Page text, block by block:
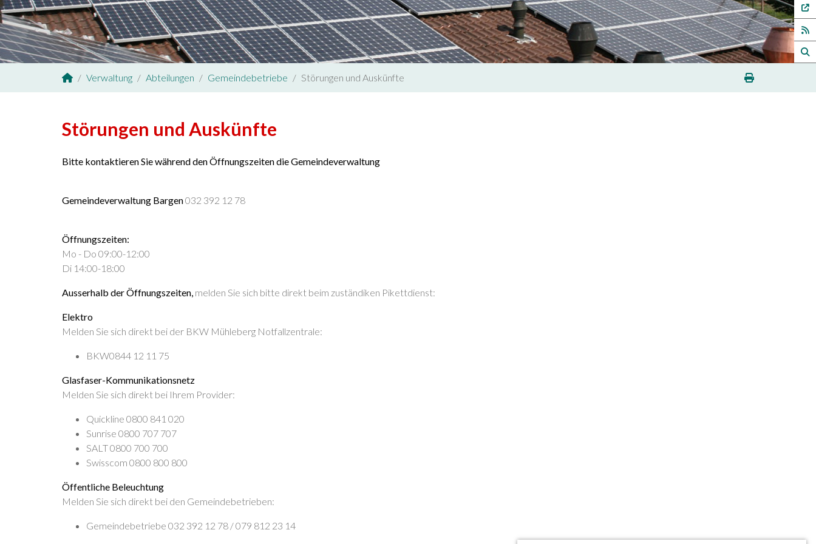
Sie sind hier:
Verwaltung Abteilungen Gemeindebetriebe Störungen und Auskünfte
Störungen und Auskünfte
Bitte kontaktieren Sie während den Öffnungszeiten die Gemeindeverwaltung
Gemeindeverwaltung Bargen032 392 12 78
Öffnungszeiten:
Mo - Do 09:00-12:00
Di 14:00-18:00
Ausserhalb der Öffnungszeiten, melden Sie sich bitte direkt beim zuständiken Pikettdienst:
Elektro
Melden Sie sich direkt bei der BKW Mühleberg Notfallzentrale:
BKW0844 12 11 75
Glasfaser-Kommunikationsnetz
Melden Sie sich direkt bei Ihrem Provider:
Quickline 0800 841 020
Sunrise 0800 707 707
SALT 0800 700 700
Swisscom 0800 800 800
Öffentliche Beleuchtung
Melden Sie sich direkt bei den Gemeindebetrieben:
Gemeindebetriebe 032 392 12 78 / 079 812 23 14